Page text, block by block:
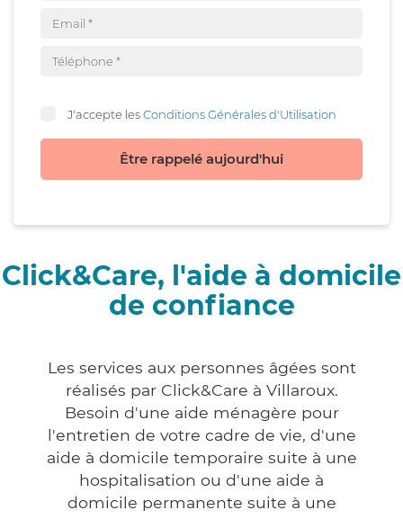
J'accepte lesConditions Générales d'Utilisation
Être rappelé aujourd'hui
Click&Care, l'aide à domicile
de confiance
Les services aux personnes âgées sont
réalisés par Click&Care à Villaroux.
Besoin d'une aide ménagère pour
l'entretien de votre cadre de vie, d'une
aide à domicile temporaire suite à une
hospitalisation ou d'une aide à
domicile permanente suite à une